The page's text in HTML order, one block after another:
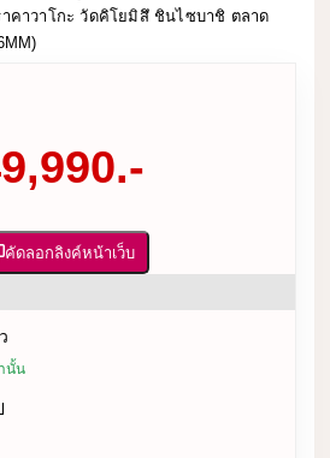
คาวาโกะ วัดคิโยมิสึ ชินไซบาชิ ตลาด
คัดลอกลิงค์หน้าเว็บ
นั้น